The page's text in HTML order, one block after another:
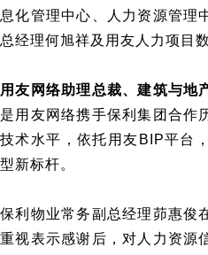
息化管理中心、人力资源管理
总经理何旭祥及用友人力项目
用友网络助理总裁、建筑与地
是用友网络携手保利集团合作
技术水平，依托用友BIP平台
型新标杆。
保利物业常务副总经理茆惠俊
重视表示感谢后，对人力资源